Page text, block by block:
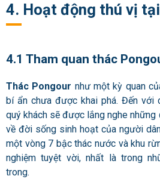
4. Hoạt động thú vị
4.1 Tham quan thác
Thác Pongour như một kỳ quan
bí ẩn chưa được khai phá. Đến với
quý khách sẽ được lắng nghe những
về đời sống sinh hoạt của người
một vòng 7 bậc thác nước và khu
nghiệm tuyệt vời, nhất là trong
trong.